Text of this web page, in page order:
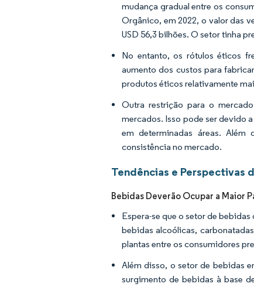
mudança gradual entre os
Orgânico, em 2022, o valor das
USD 56,3 bilhões. O setor tinha
No entanto, os rótulos éticos
aumento dos custos para
produtos éticos relativamente
Outra restrição para o
mercados. Isso pode ser devido
em determinadas áreas. Além
consistência no mercado.
Tendências e Perspectivas
Bebidas Deverão Ocupar a Maior
Espera-se que o setor de
bebidas alcoólicas,
plantas entre os consumidores
Além disso, o setor de bebidas
surgimento de bebidas à base